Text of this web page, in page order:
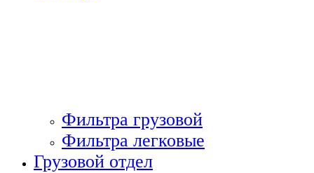
Фильтра грузовой
Фильтра легковые
Грузовой отдел